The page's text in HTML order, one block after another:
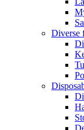
Diverse